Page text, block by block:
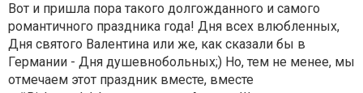
Вот и пришла пора такого долгожданного и самого
романтичного праздника года! Дня всех влюбленных,
Дня святого Валентина или же, как сказали бы в
Германии - Дня душевнобольных;) Но, тем не менее, мы
отмечаем этот праздник вместе, вместе